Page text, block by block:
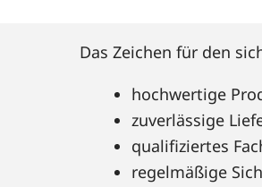
Das Zeichen für den
hochwertige
zuverlässige
qualifiziertes
regelmäßige